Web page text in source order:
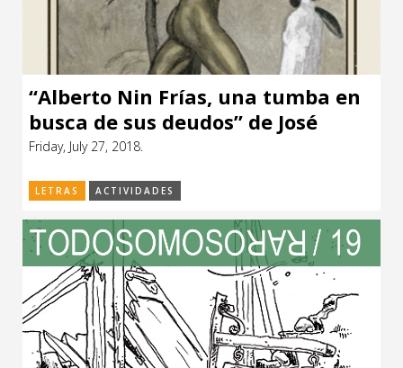
“Alberto Nin Frías, una tumba en
busca de sus deudos” de José
Assandri (ESTUARIO)
Friday, July 27, 2018.
LETRAS ACTIVIDADES